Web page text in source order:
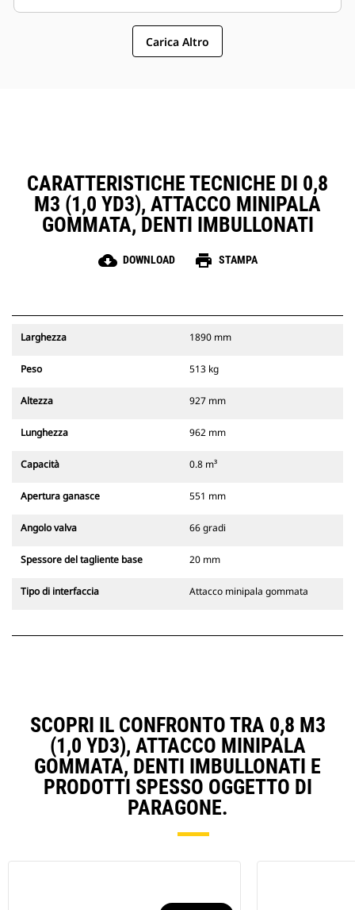
Carica Altro
CARATTERISTICHE TECNICHE DI 0,8
M3 (1,0 YD3), ATTACCO MINIPALA
GOMMATA, DENTI IMBULLONATI
cloud_download DOWNLOAD print STAMPA
Larghezza 1890 mm
Peso 513 kg
Altezza 927 mm
Lunghezza 962 mm
Capacità 0.8 m³
Apertura ganasce 551 mm
Angolo valva 66 gradi
Spessore del tagliente base 20 mm
Tipo di interfaccia Attacco minipala gommata
SCOPRI IL CONFRONTO TRA 0,8 M3
(1,0 YD3), ATTACCO MINIPALA
GOMMATA, DENTI IMBULLONATI E
PRODOTTI SPESSO OGGETTO DI
PARAGONE.